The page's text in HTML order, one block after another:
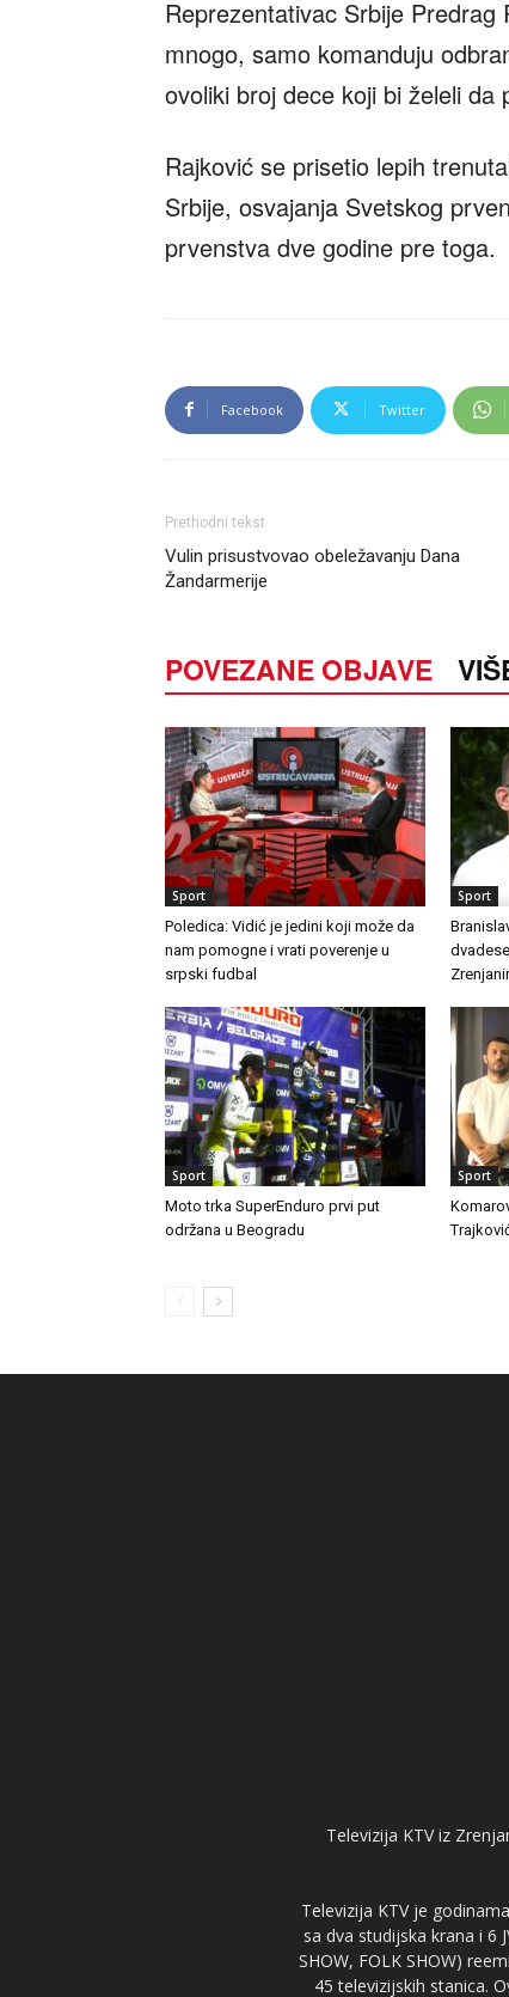
Reprezentativac Srbije Predrag
mnogo, samo komanduju
ovoliki broj dece koji bi želeli da
Rajković se prisetio lepih
Srbije, osvajanja Svetskog
prvenstva dve godine pre toga.
Facebook Twitter
Prethodni tekst
Vulin prisustvovao obeležavanju Dana
Žandarmerije
POVEZANE OBJAVE
Sport
Poledica: Vidić je jedini koji može da
nam pomogne i vrati poverenje u
srpski fudbal
Sport
Sport
Moto trka SuperEnduro prvi put
održana u Beogradu
Sport
Televizija KTV iz
Televizija KTV je
sa dva studijska krana i 6
SHOW, FOLK SHOW)
45 televizijskih stanica.